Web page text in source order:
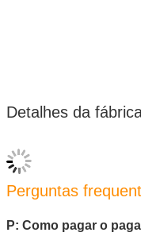
Detalhes da
Perguntas
P: Como pagar o